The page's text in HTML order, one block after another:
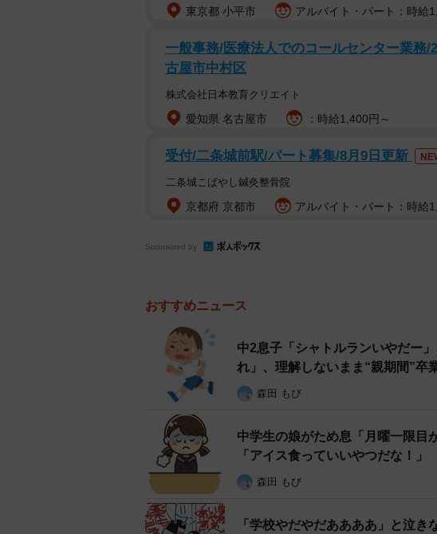
東京都 小平市 アルバイト・パート：時給
一般事務/医療法人でのコールセンター業務/
古屋市中村区
株式会社日本教育クリエイト
愛知県 名古屋市 ：時給1,400円～
受付/二条城前駅/パート募集/8月9日更新
二条城こばやし鍼灸整骨院
京都府 京都市 アルバイト・パート：時給
Sponsored by
おすすめニュース
中2息子「シャトルランいやだー
れ」、理解しないまま“親期間”卒
森田 もび
中学生の娘がため息「月曜一限目
「アイス食っていいやつだな！
顔
森田 もび
「学校やだやだああああ」と泣